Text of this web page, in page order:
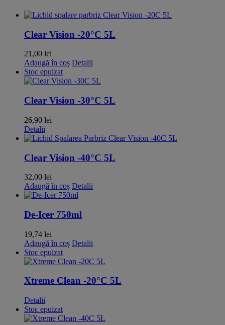
Clear Vision -20°C 5L
21,00 lei
Adaugă în coș Detalii
Stoc epuizat
Clear Vision -30°C 5L
26,90 lei
Detalii
Clear Vision -40°C 5L
32,00 lei
Adaugă în coș Detalii
De-Icer 750ml
19,74 lei
Adaugă în coș Detalii
Stoc epuizat
Xtreme Clean -20°C 5L
Detalii
Stoc epuizat